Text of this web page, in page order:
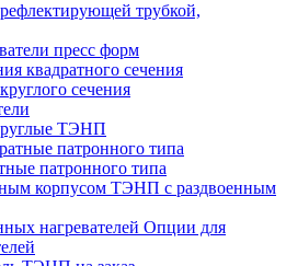
трубкой,
пресс форм
квадратного сечения
круглого сечения
ТЭНП
патронного типа
ТЭНП с раздвоенным
Опции для